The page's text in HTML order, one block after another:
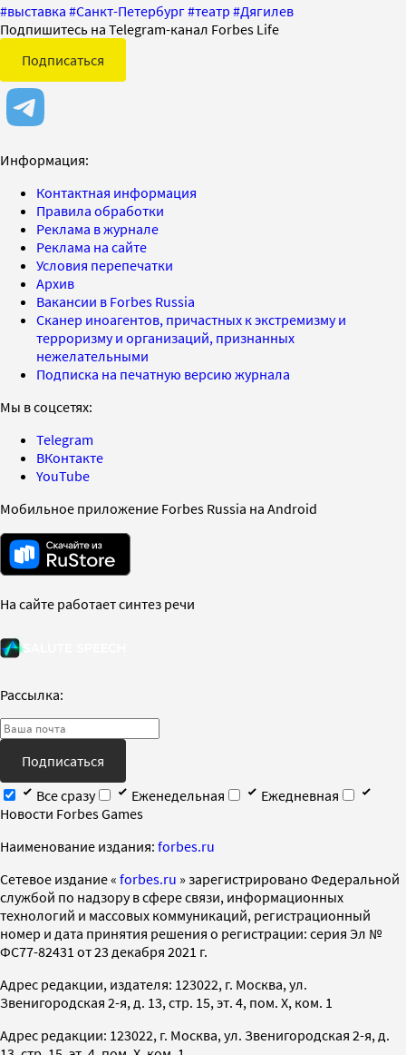
#выставка #Санкт-Петербург#театр #Дягилев
Подпишитесь на Telegram-канал Forbes Life
Подписаться
Информация:
Контактная информация
Правила обработки
Реклама в журнале
Реклама на сайте
Условия перепечатки
Архив
Вакансии в Forbes Russia
Сканер иноагентов, причастных к экстремизму и
терроризму и организаций, признанных
нежелательными
Подписка на печатную версию журнала
Мы в соцсетях:
Telegram
ВКонтакте
YouTube
Мобильное приложение Forbes Russia на Android
На сайте работает синтез речи
Рассылка:
Подписаться
Все сразу
Еженедельная
Ежедневная
Новости Forbes Games
Наименование издания: forbes.ru
Cетевое издание « forbes.ru » зарегистрировано Федеральной
службой по надзору в сфере связи, информационных
технологий и массовых коммуникаций, регистрационный
номер и дата принятия решения о регистрации: серия Эл №
ФС77-82431 от 23 декабря 2021 г.
Адрес редакции, издателя: 123022, г. Москва, ул.
Звенигородская 2-я, д. 13, стр. 15, эт. 4, пом. X, ком. 1
Адрес редакции: 123022, г. Москва, ул. Звенигородская 2-я, д.